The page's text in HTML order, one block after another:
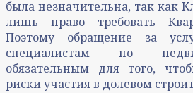
была незначительна, так как
лишь право требовать
Поэтому обращение за
специалистам по
обязательным для того,
риски участия в долевом